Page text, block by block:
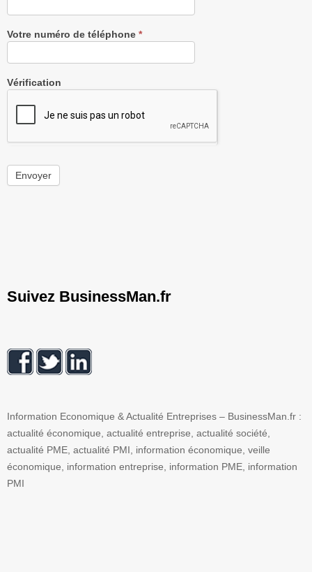
Votre numéro de téléphone *
Vérification
Envoyer
Suivez BusinessMan.fr
Information Economique & Actualité Entreprises – BusinessMan.fr :
actualité économique, actualité entreprise, actualité société,
actualité PME, actualité PMI, information économique, veille
économique, information entreprise, information PME, information
PMI